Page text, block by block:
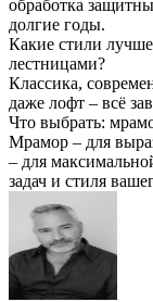
обработка
долгие годы.
Какие стили
лестницами?
Классика,
даже лофт – всё
Что выбрать:
Мрамор – для
– для
задач и стиля